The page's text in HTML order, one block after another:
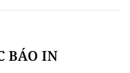
BÁO IN